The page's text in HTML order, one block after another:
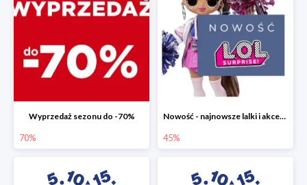
Wyprzedaż sezonu do -70%
70%
Nowość - najnowsze lalki i akcesoria L.O.L. w 5.10.15 do -45%
45%